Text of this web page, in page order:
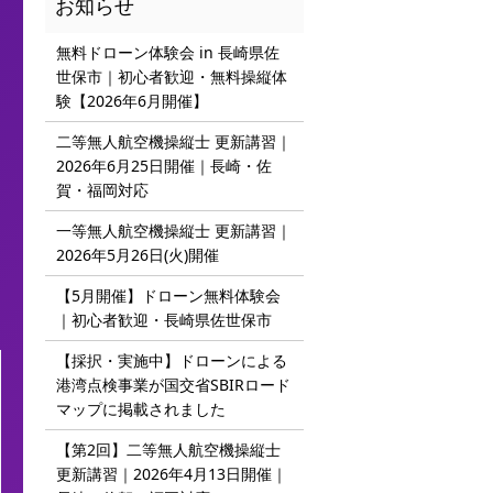
無料ドローン体験会 in 長崎県佐
世保市｜初心者歓迎・無料操縦体
験【2026年6月開催】
二等無人航空機操縦士 更新講習｜
2026年6月25日開催｜長崎・佐
賀・福岡対応
一等無人航空機操縦士 更新講習｜
2026年5月26日(火)開催
【5月開催】ドローン無料体験会
｜初心者歓迎・長崎県佐世保市
【採択・実施中】ドローンによる
港湾点検事業が国交省SBIRロード
マップに掲載されました
【第2回】二等無人航空機操縦士
更新講習｜2026年4月13日開催｜